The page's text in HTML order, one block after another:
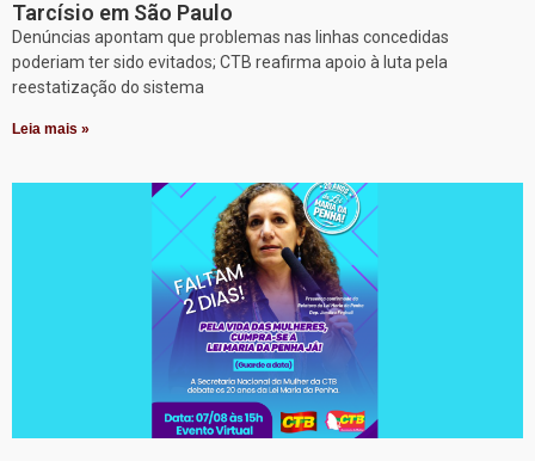
Tarcísio em São Paulo
Denúncias apontam que problemas nas linhas concedidas
poderiam ter sido evitados; CTB reafirma apoio à luta pela
reestatização do sistema
Leia mais »